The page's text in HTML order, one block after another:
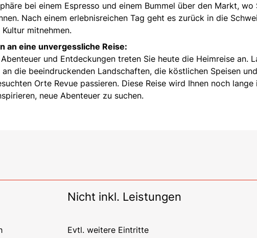
bei einem Espresso und einem Bummel über den Markt, wo
Nach einem erlebnisreichen Tag geht es zurück in die
mitnehmen.
an eine unvergessliche Reise:
und Entdeckungen treten Sie heute die Heimreise an.
die beeindruckenden Landschaften, die köstlichen Speisen
Orte Revue passieren. Diese Reise wird Ihnen noch lange
neue Abenteuer zu suchen.
Nicht inkl. Leistungen
Evtl. weitere Eintritte